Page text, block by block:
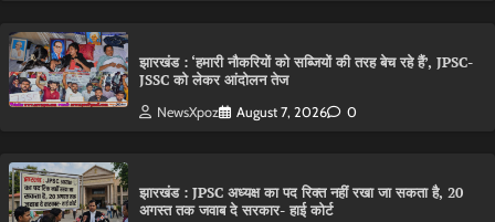
झारखंड : ‘हमारी नौकरियों को सब्जियों की तरह बेच रहे हैं’, JPSC-
JSSC को लेकर आंदोलन तेज
NewsXpoz August 7, 2026 0
झारखंड : JPSC अध्यक्ष का पद रिक्त नहीं रखा जा सकता है, 20
अगस्त तक जवाब दे सरकार- हाई कोर्ट